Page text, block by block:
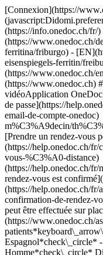
[Connexion](https://
(https://info.onedoc.ch/fr/
(https://www.onedoc.ch/
ferritina/friburgo) -
eisenspiegels-ferritin/
(https://www.onedoc.ch/
(https://www.onedoc.ch)
vidéoApplication
de passe](https://
email-de-compte-
m%C3%A9decin/
[Prendre un rendez-vous
(https://help.onedoc.ch/
vous-%C3%A0-
(https://help.onedoc.ch/